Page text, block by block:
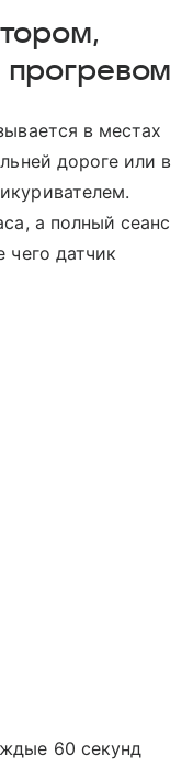
в местах
дороге или в
а полный сеанс
чего датчик
60 секунд